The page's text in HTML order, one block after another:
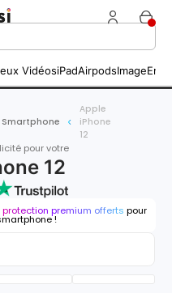
VidéosiPadAirpodsImage
Smartphone
Apple
iPhone
12
pour votre
12
premium offerts pour
!